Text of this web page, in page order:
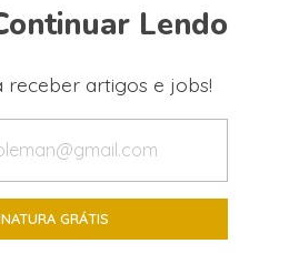
Lendo
receber artigos e jobs!